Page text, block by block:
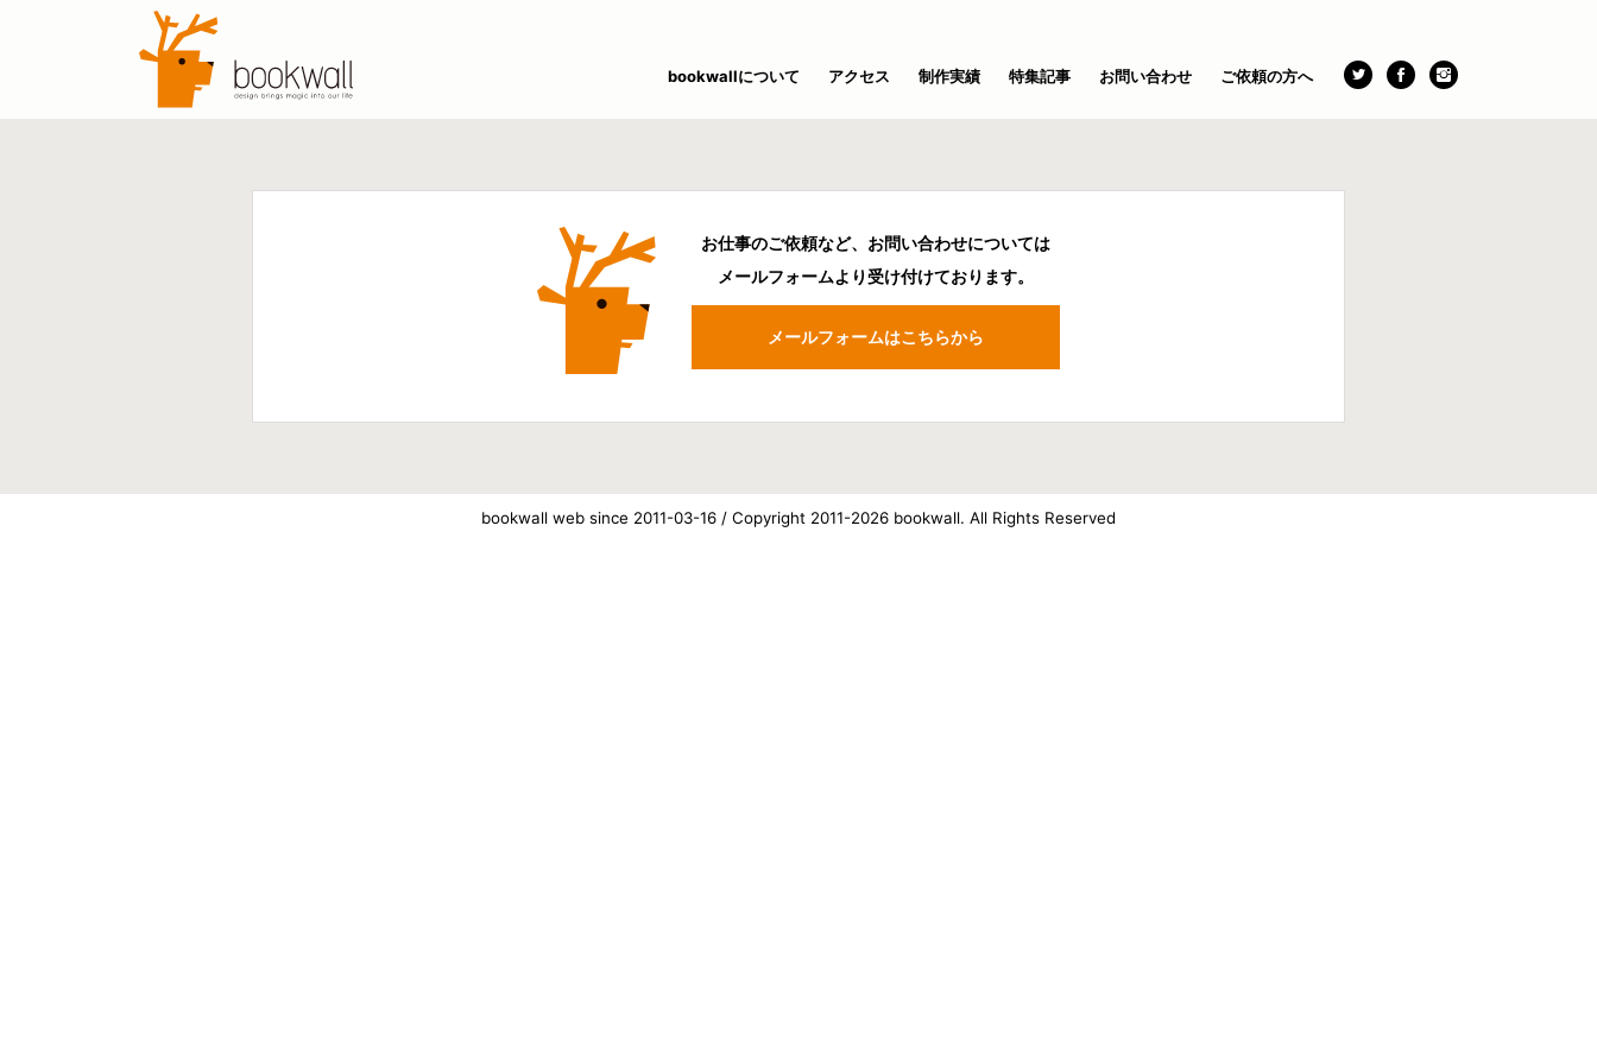
bookwallについて アクセス 制作実績 特集記事 お問い合わせ ご依頼の方へ
お仕事のご依頼など、お問い合わせについては
メールフォームより受け付けております。
メールフォームはこちらから
bookwall web since 2011-03-16 / Copyright 2011-2026 bookwall. All Rights Reserved